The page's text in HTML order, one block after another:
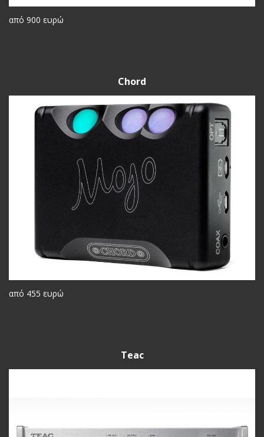
από 900 ευρώ
Chord
από 455 ευρώ
Teac